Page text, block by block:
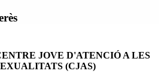
JOVE D'ATENCIÓ A LES
(CJAS)